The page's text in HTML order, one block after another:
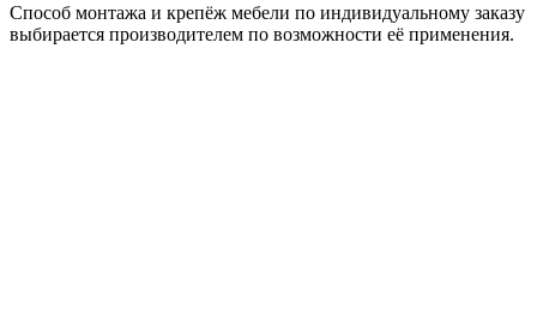
Способ монтажа и крепёж мебели по индивидуальному заказу
выбирается производителем по возможности её применения.